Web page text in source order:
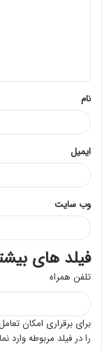
*
نام
ایمیل
وب‌ سایت
فیلد های
تلفن همراه
برای برقراری امکان
را در فیلد مربوطه